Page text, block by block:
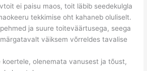
ei paisu maos, toit läbib seedekulgla
tekkimise oht kahaneb oluliselt.
ja suure toiteväärtusega, seega
väiksem võrreldes tavalise
koertele, olenemata vanusest ja tõust,